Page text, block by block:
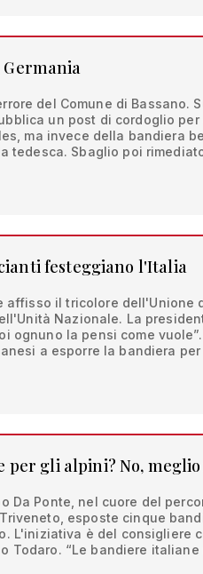
del Comune di Bassano.
un post di cordoglio
ma invece della bandiera
tedesca. Sbaglio poi
festeggiano l'Italia
affisso il tricolore dell'Unione
Nazionale. La
ognuno la pensi come
a esporre la bandiera
gli alpini? No, meglio
Da Ponte, nel cuore del
esposte cinque
L'iniziativa è del consigliere
Todaro. “Le bandiere